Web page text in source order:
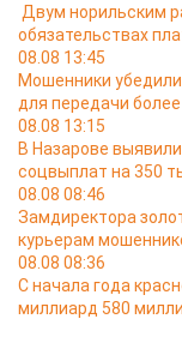
Двум норильским
обязательствах
08.08 13:45
Мошенники
для передачи
08.08 13:15
В Назарове
соцвыплат на 350
08.08 08:46
Замдиректора
курьерам
08.08 08:36
С начала года
миллиард 580